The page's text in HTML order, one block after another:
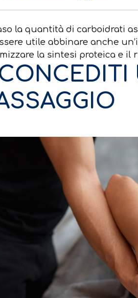
la quantità di carboidrati
utile abbinare anche
la sintesi proteica e il